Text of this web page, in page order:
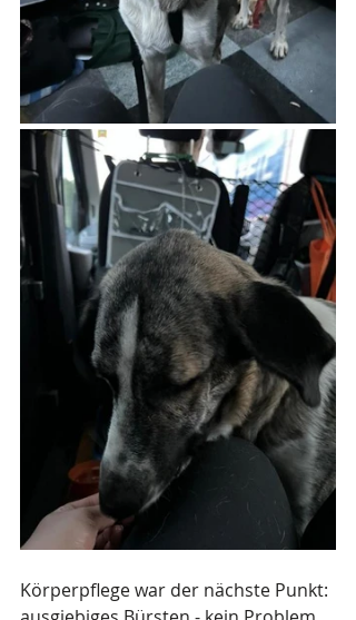
Körperpflege war der nächste Punkt: